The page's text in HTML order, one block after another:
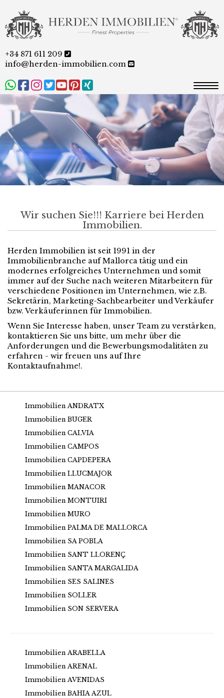
+34 871 611 209
info@herden-immobilien.com
Wir suchen Sie!!! Karriere bei Herden
Immobilien.
Herden Immobilien ist seit 1991 in der
Immobilienbranche auf Mallorca tätig und ein
modernes erfolgreiches Unternehmen und somit
immer auf der Suche nach weiteren Mitarbeitern für
verschiedene Positionen im Unternehmen, wie z.B.
Sekretärin, Marketing-Sachbearbeiter und Verkäufer
bzw. Verkäuferinnen für Immobilien.
Wenn Sie Interesse haben, unser Team zu verstärken,
kontaktieren Sie uns bitte, um mehr über die
Anforderungen und die Bewerbungsmodalitäten zu
erfahren - wir freuen uns auf Ihre
Kontaktaufnahme!.
Immobilien ANDRATX
Immobilien BUGER
Immobilien CALVIA
Immobilien CAMPOS
Immobilien CAPDEPERA
Immobilien LLUCMAJOR
Immobilien MANACOR
Immobilien MONTUIRI
Immobilien MURO
Immobilien PALMA DE MALLORCA
Immobilien SA POBLA
Immobilien SANT LLORENÇ
Immobilien SANTA MARGALIDA
Immobilien SES SALINES
Immobilien SOLLER
Immobilien SON SERVERA
Immobilien ARABELLA
Immobilien ARENAL
Immobilien AVENIDAS
Immobilien BAHIA AZUL